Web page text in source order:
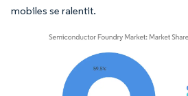
mobiles se ralentit.